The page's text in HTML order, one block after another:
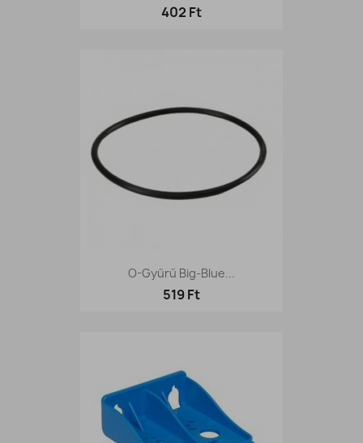
402 Ft
O-Gyűrű Big-Blue...
519 Ft